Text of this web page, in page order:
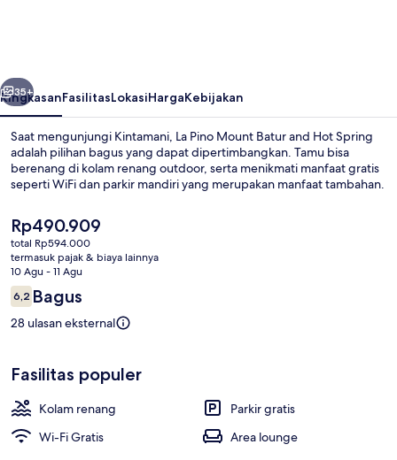
Hot
Spring
Berikutnya
35+
RingkasanFasilitasLokasiHargaKebijakan
Saat mengunjungi Kintamani, La Pino Mount Batur and Hot Spring
adalah pilihan bagus yang dapat dipertimbangkan. Tamu bisa
berenang di kolam renang outdoor, serta menikmati manfaat gratis
seperti WiFi dan parkir mandiri yang merupakan manfaat tambahan.
Harga
saat
ini
Rp490.909
Rp490.909
total Rp594.000
termasuk pajak & biaya lainnya
10 Agu - 11 Agu
Ulasan
6,26,2 dari 10
Bagus
28 ulasan eksternal
Fasilitas populer
Kolam renang
Parkir gratis
Wi-Fi Gratis
Area lounge